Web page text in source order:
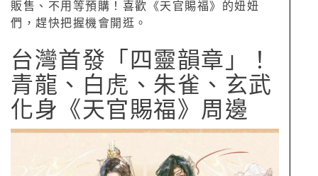
販售、不用等預購！喜歡《天官賜福》的妞妞
們，趕快把握機會開逛。
台灣首發「四靈韻章」！
青龍、白虎、朱雀、玄武
化身《天官賜福》周邊